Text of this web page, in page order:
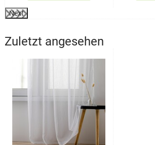
Next
Zuletzt angesehen